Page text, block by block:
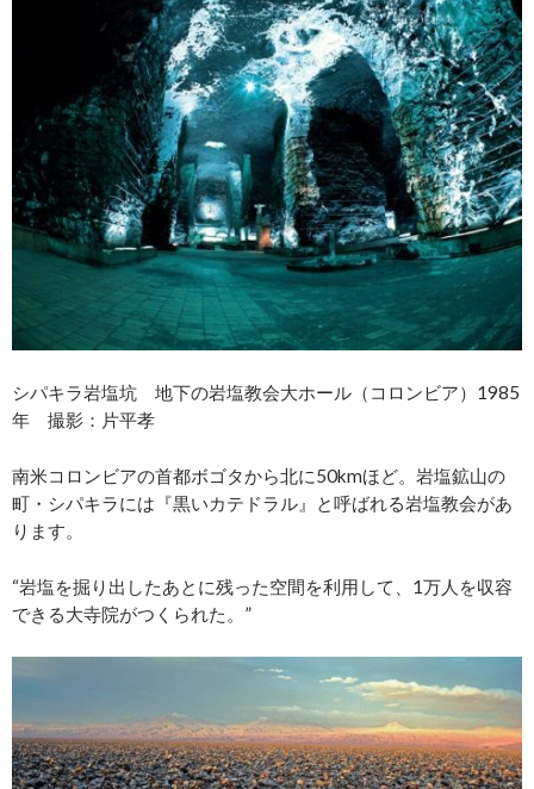
シパキラ岩塩坑 地下の岩塩教会大ホール（コロンビア）1985
年 撮影：片平孝
南米コロンビアの首都ボゴタから北に50kmほど。岩塩鉱山の
町・シパキラには『黒いカテドラル』と呼ばれる岩塩教会があ
ります。
“岩塩を掘り出したあとに残った空間を利用して、1万人を収容
できる大寺院がつくられた。”